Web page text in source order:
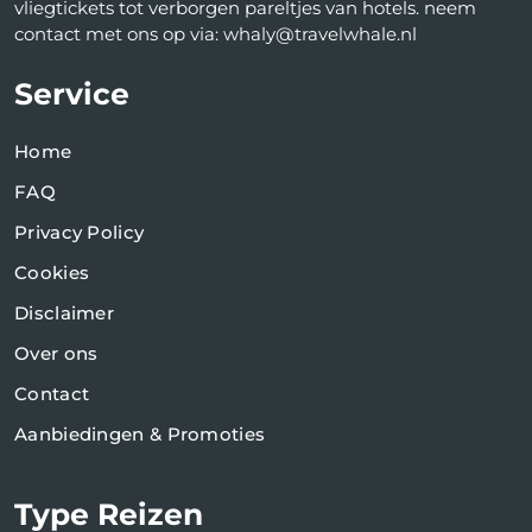
vliegtickets tot verborgen pareltjes van hotels. neem
contact met ons op via: whaly@travelwhale.nl
Service
Home
FAQ
Privacy Policy
Cookies
Disclaimer
Over ons
Contact
Aanbiedingen & Promoties
Type Reizen